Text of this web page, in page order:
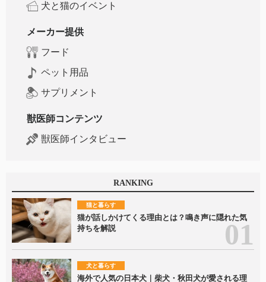
犬と猫のイベント
メーカー提供
フード
ペット用品
サプリメント
獣医師コンテンツ
獣医師インタビュー
RANKING
猫と暮らす
猫が話しかけてくる理由とは？鳴き声に隠れた気
持ちを解説
犬と暮らす
海外で人気の日本犬｜柴犬・秋田犬が愛される理